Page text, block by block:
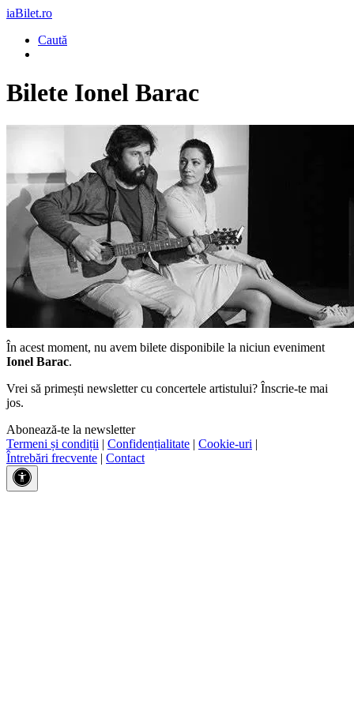
iaBilet.ro
Caută
Bilete Ionel Barac
În acest moment, nu avem bilete disponibile la niciun eveniment
Ionel Barac.
Vrei să primești newsletter cu concertele artistului? Înscrie-te mai
jos.
Abonează-te la newsletter
Termeni și condiții | Confidențialitate | Cookie-uri |
Întrebări frecvente | Contact